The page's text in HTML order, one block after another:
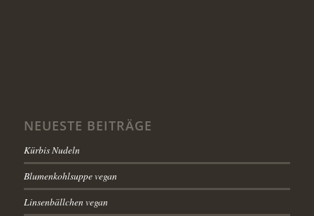
NEUESTE BEITRÄGE
Kürbis Nudeln
Blumenkohlsuppe vegan
Linsenbällchen vegan